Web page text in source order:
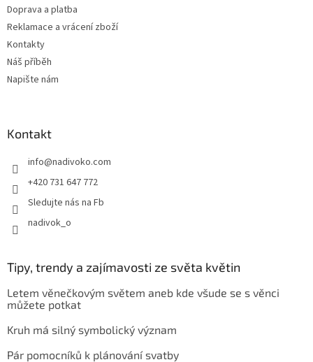
Doprava a platba
Reklamace a vrácení zboží
Kontakty
Náš příběh
Napište nám
Kontakt
info@nadivoko.com
+420 731 647 772
Sledujte nás na Fb
nadivok_o
Tipy, trendy a zajímavosti ze světa květin
Letem věnečkovým světem aneb kde všude se s věnci
můžete potkat
Kruh má silný symbolický význam
Pár pomocníků k plánování svatby